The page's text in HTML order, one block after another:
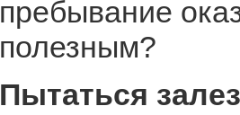
пребывание
полезным?
Пытаться